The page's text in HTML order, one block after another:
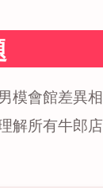
模會館差異
解所有牛郎